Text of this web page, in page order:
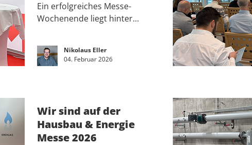
Ein erfolgreiches Messe-
Wochenende liegt hinter…
Nikolaus Eller
04. Februar 2026
Wir sind auf der
Hausbau & Energie
Messe 2026